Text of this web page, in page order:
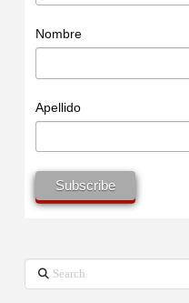
Nombre
Apellido
Search